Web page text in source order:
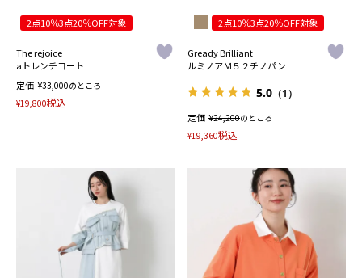
2点10％3点20％OFF対象
The rejoice
aトレンチコート
定価 ¥33,000のところ
¥19,800税込
2点10％3点20％OFF対象
Gready Brilliant
ルミノアＭ５２チノパン
5.0 （1）
定価 ¥24,200のところ
¥19,360税込